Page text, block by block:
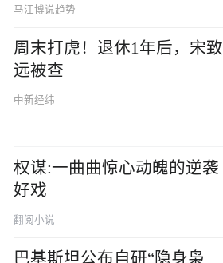
马江博说趋势
周末打虎！退休1年后，宋致
远被查
中新经纬
权谋:一曲曲惊心动魄的逆袭
好戏
翻阅小说
巴基斯坦公布自研“隐身枭